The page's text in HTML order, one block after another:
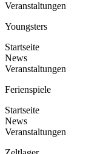
Veranstaltungen
Youngsters
Startseite
News
Veranstaltungen
Ferienspiele
Startseite
News
Veranstaltungen